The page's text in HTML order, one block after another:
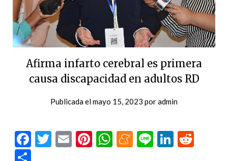
Afirma infarto cerebral es primera
causa discapacidad en adultos RD
Publicada elmayo 15, 2023 poradmin
Facebook
Twitter
EmailPinterest
WhatsApp
Meneame
Line